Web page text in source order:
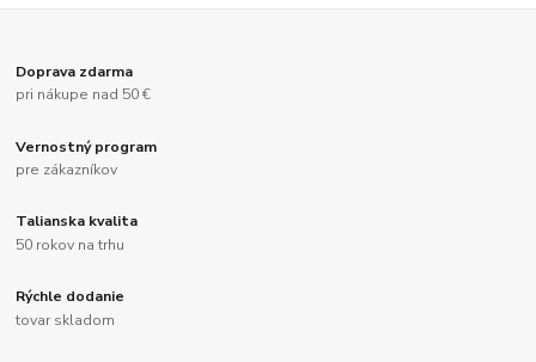
Doprava zdarma
pri nákupe nad 50 €
Vernostný program
pre zákazníkov
Talianska kvalita
50 rokov na trhu
Rýchle dodanie
tovar skladom